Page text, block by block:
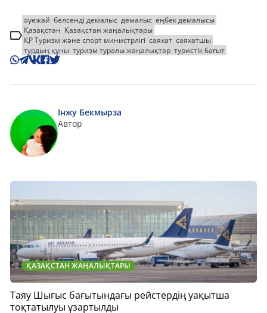
әуежай белсенді демалыс демалыс еңбек демалысы
Қазақстан Қазақстан жаңалықтары
ҚР Туризм және спорт министрлігі саяхат саяхатшы
турдың құны туризм туралы жаңалықтар туристік бағыт
Інжу Бекмырза
Автор
ҚАЗАҚСТАН ЖАҢАЛЫҚТАРЫ
Таяу Шығыс бағытындағы рейстердің уақытша
тоқтатылуы ұзартылды